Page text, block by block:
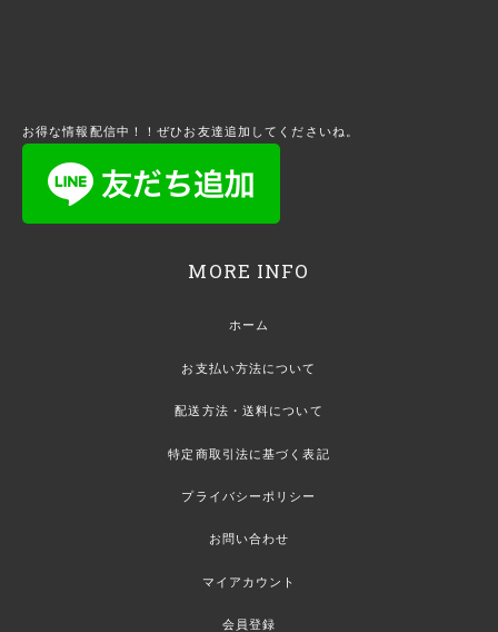
お得な情報配信中！！ぜひお友達追加してくださいね。
MORE INFO
ホーム
お支払い方法について
配送方法・送料について
特定商取引法に基づく表記
プライバシーポリシー
お問い合わせ
マイアカウント
会員登録